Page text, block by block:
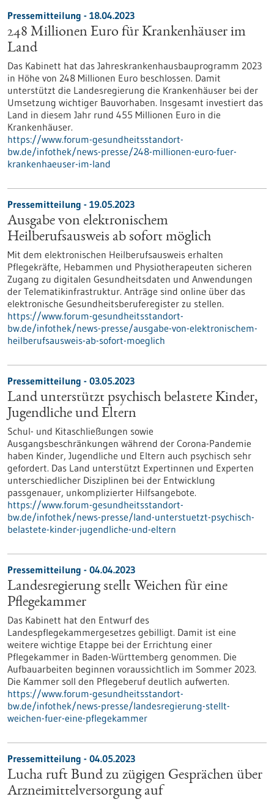
Pressemitteilung - 18.04.2023
248 Millionen Euro für Krankenhäuser im
Land
Das Kabinett hat das Jahreskrankenhausbauprogramm 2023
in Höhe von 248 Millionen Euro beschlossen. Damit
unterstützt die Landesregierung die Krankenhäuser bei der
Umsetzung wichtiger Bauvorhaben. Insgesamt investiert das
Land in diesem Jahr rund 455 Millionen Euro in die
Krankenhäuser.
https://www.forum-gesundheitsstandort-
bw.de/infothek/news-presse/248-millionen-euro-fuer-
krankenhaeuser-im-land
Pressemitteilung - 19.05.2023
Ausgabe von elektronischem
Heilberufsausweis ab sofort möglich
Mit dem elektronischen Heilberufsausweis erhalten
Pflegekräfte, Hebammen und Physiotherapeuten sicheren
Zugang zu digitalen Gesundheitsdaten und Anwendungen
der Telematikinfrastruktur. Anträge sind online über das
elektronische Gesundheitsberuferegister zu stellen.
https://www.forum-gesundheitsstandort-
bw.de/infothek/news-presse/ausgabe-von-elektronischem-
heilberufsausweis-ab-sofort-moeglich
Pressemitteilung - 03.05.2023
Land unterstützt psychisch belastete Kinder,
Jugendliche und Eltern
Schul- und Kitaschließungen sowie
Ausgangsbeschränkungen während der Corona-Pandemie
haben Kinder, Jugendliche und Eltern auch psychisch sehr
gefordert. Das Land unterstützt Expertinnen und Experten
unterschiedlicher Disziplinen bei der Entwicklung
passgenauer, unkomplizierter Hilfsangebote.
https://www.forum-gesundheitsstandort-
bw.de/infothek/news-presse/land-unterstuetzt-psychisch-
belastete-kinder-jugendliche-und-eltern
Pressemitteilung - 04.04.2023
Landesregierung stellt Weichen für eine
Pflegekammer
Das Kabinett hat den Entwurf des
Landespflegekammergesetzes gebilligt. Damit ist eine
weitere wichtige Etappe bei der Errichtung einer
Pflegekammer in Baden-Württemberg genommen. Die
Aufbauarbeiten beginnen voraussichtlich im Sommer 2023.
Die Kammer soll den Pflegeberuf deutlich aufwerten.
https://www.forum-gesundheitsstandort-
bw.de/infothek/news-presse/landesregierung-stellt-
weichen-fuer-eine-pflegekammer
Pressemitteilung - 04.05.2023
Lucha ruft Bund zu zügigen Gesprächen über
Arzneimittelversorgung auf